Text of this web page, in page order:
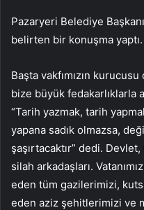
Pazaryeri Belediye
belirten bir konuşma yaptı.
Başta vakfımızın
bize büyük fedakarlıklarla
“Tarih yazmak, tarih
yapana sadık olmazsa,
şaşırtacaktır” dedi.
silah arkadaşları.
eden tüm gazilerimizi,
eden aziz şehitlerimizi ve